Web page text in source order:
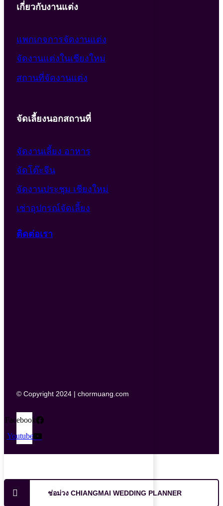
เกี่ยวกับงานแต่ง
แพกเกจการจัดงานแต่ง
จัดงานแต่งในเชียงใหม่
สถานที่จัดงานแต่ง
จัดเลี้ยงนอกสถานที่
จัดงานเลี้ยง อาหาร
จัดโต๊ะจีน
จัดงานประชุม เชียงใหม่
เช่าอุปกรณ์จัดเลี้ยง
ติดต่อเรา
© Copyright 2024 | chormuang.com
Facebook
Youtube
ช่อม่วง CHIANGMAI WEDDING PLANNER